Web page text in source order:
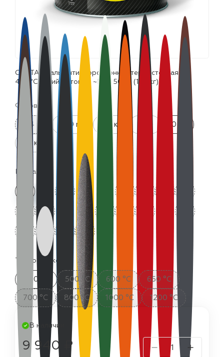
CERTA эмаль антикоррозионная термостойкая до
400°С синий матовый ~RAL 5005 (10,0кг)
Фасовка:
0.4 кг 520 мл 0.8 кг 4 кг
10 кг
25 кг
Цвета:
Термостойкость:
400 °C 500 °C 600 °C
650 °C
700 °C
800 °C 1000 °C 1200 °C
В наличии
9 940 ₽